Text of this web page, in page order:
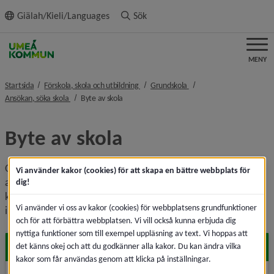
innehållet
Giälah/Kieli/Languages Sök
MENY
Startsida Förskola, skola och utbildning nivå i brödsmulenavigeringen
Grundskola
nivå i
Ansökan, söka skola nivå i brödsmulenavigeringen
Byte av skola
Byte av skola
Om du vill byta skola för ditt barn behöver du skicka in en
ansökan. För elever folkbokförda i andra kommuner
kontaktar du Pedagogiska placeringsenheten för mer
information om skolbyte.
Byte från fristående till kommunal skola
Vi använder kakor (cookies) för att skapa en bättre webbplats för
dig!
Vi använder vi oss av kakor (cookies) för webbplatsens grundfunktioner
och för att förbättra webbplatsen. Vi vill också kunna erbjuda dig
nyttiga funktioner som till exempel uppläsning av text. Vi hoppas att
det känns okej och att du godkänner alla kakor. Du kan ändra vilka
kakor som får användas genom att klicka på inställningar.